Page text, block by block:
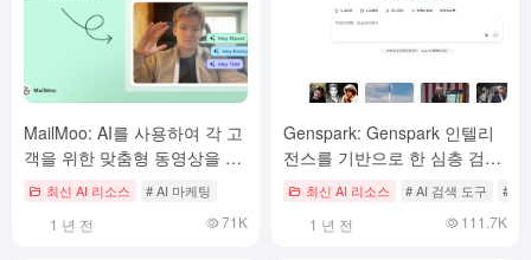
MailMoo: AI를 사용하여 각 고
객을 위한 맞춤형 동영상을 생
성하여 판매 전환율을 높입니
최신 AI 리소스 # AI 마케팅
1 년 전 71K
Genspark: Genspark 인텔리
전스를 기반으로 한 심층 검색
및 연구 보고서 작성
최신 AI 리소스 # AI 검색 도구 # 심
1 년 전 111.7K